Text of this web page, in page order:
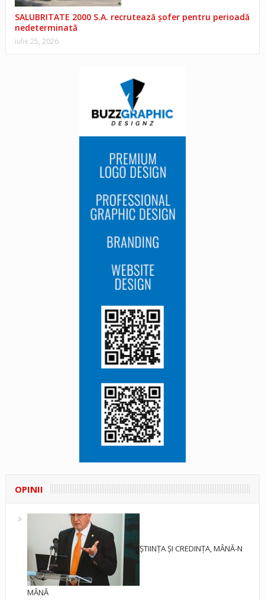
SALUBRITATE 2000 S.A. recrutează șofer pentru perioadă
nedeterminată
iulie 25, 2026
OPINII
ȘTIINȚA ȘI CREDINȚA, MÂNĂ-N
MÂNĂ